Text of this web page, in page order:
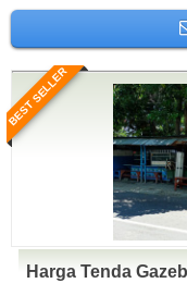
BEST SELLER
Harga Tenda